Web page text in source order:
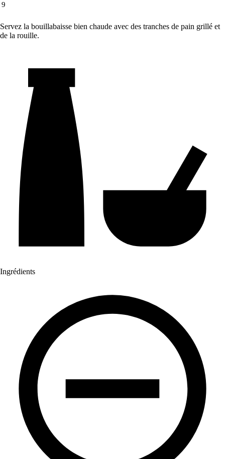
9
Servez la bouillabaisse bien chaude avec des tranches de pain grillé et
de la rouille.
Ingrédients